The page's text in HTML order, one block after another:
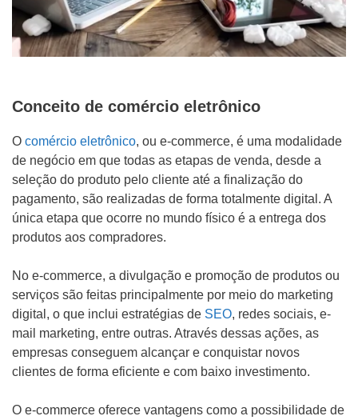
Conceito de comércio eletrônico
O comércio eletrônico, ou e-commerce, é uma modalidade
de negócio em que todas as etapas de venda, desde a
seleção do produto pelo cliente até a finalização do
pagamento, são realizadas de forma totalmente digital. A
única etapa que ocorre no mundo físico é a entrega dos
produtos aos compradores.
No e-commerce, a divulgação e promoção de produtos ou
serviços são feitas principalmente por meio do marketing
digital, o que inclui estratégias de SEO, redes sociais, e-
mail marketing, entre outras. Através dessas ações, as
empresas conseguem alcançar e conquistar novos
clientes de forma eficiente e com baixo investimento.
O e-commerce oferece vantagens como a possibilidade de